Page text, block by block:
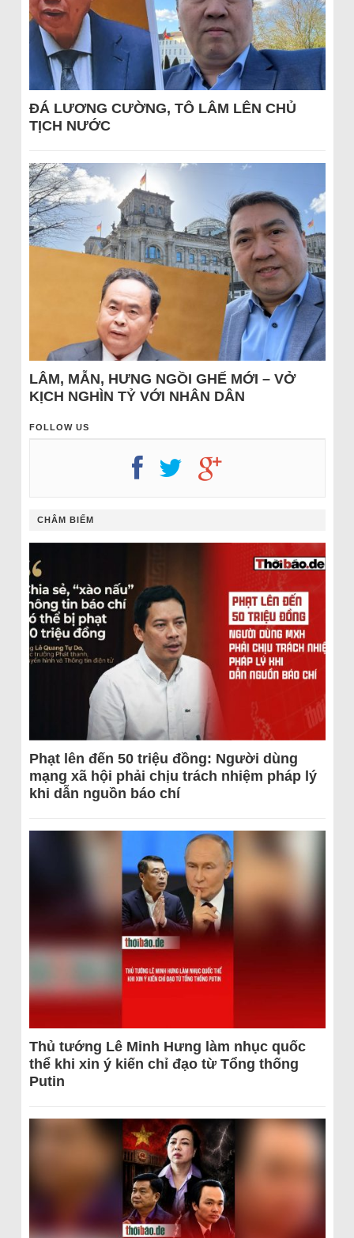
ĐÁ LƯƠNG CƯỜNG, TÔ LÂM LÊN CHỦ
TỊCH NƯỚC
LÂM, MẪN, HƯNG NGỒI GHẾ MỚI – VỞ
KỊCH NGHÌN TỶ VỚI NHÂN DÂN
FOLLOW US
CHÂM BIẾM
Phạt lên đến 50 triệu đồng: Người dùng
mạng xã hội phải chịu trách nhiệm pháp lý
khi dẫn nguồn báo chí
Thủ tướng Lê Minh Hưng làm nhục quốc
thể khi xin ý kiến chỉ đạo từ Tổng thống
Putin